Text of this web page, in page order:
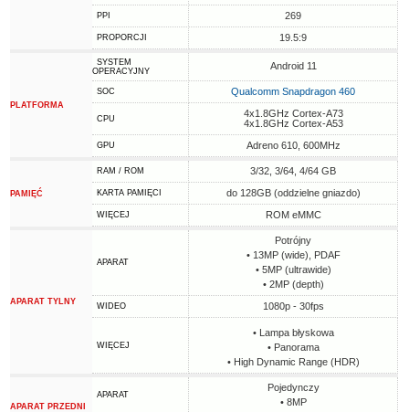
PPI 269
PROPORCJI 19.5:9
PLATFORMA
SYSTEM
OPERACYJNY
Android 11
SOC Qualcomm Snapdragon 460
CPU
4x1.8GHz Cortex-A73
4x1.8GHz Cortex-A53
GPU Adreno 610, 600MHz
PAMIĘĆ
RAM / ROM 3/32, 3/64, 4/64 GB
KARTA PAMIĘCI do 128GB (oddzielne gniazdo)
WIĘCEJ ROM eMMC
APARAT TYLNY
APARAT
Potrójny
• 13MP (wide), PDAF
• 5MP (ultrawide)
• 2MP (depth)
WIDEO 1080p - 30fps
WIĘCEJ
• Lampa błyskowa
• Panorama
• High Dynamic Range (HDR)
APARAT PRZEDNI
APARAT
Pojedynczy
• 8MP